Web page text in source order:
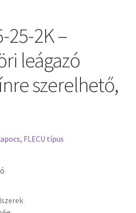
25-2K –
leágazó
szerelhető,
FLECU típus